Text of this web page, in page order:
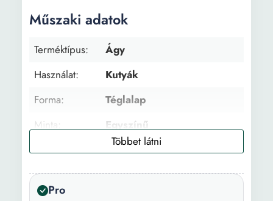
Műszaki adatok
Terméktípus:
Ágy
Használat:
Kutyák
Forma:
Téglalap
Minta:
Egyszínű
Szín:
Fekete/Szürke M
Hosszúság:
130 cm
Pro